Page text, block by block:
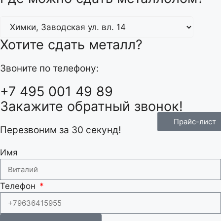
Хотите сдать металл?
Звоните по телефону:
+7 495 001 49 89
Закажите обратный звонок!
Перезвоним за 30 секунд!
Имя
Телефон
Прайс-лист